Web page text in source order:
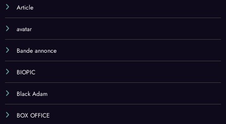
Article
avatar
Bande annonce
BIOPIC
Black Adam
BOX OFFICE